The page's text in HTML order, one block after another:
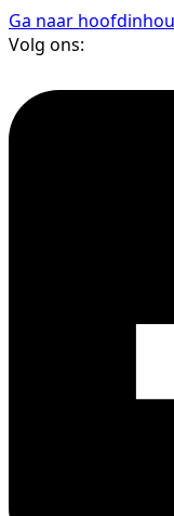
Ga naar
Volg ons: